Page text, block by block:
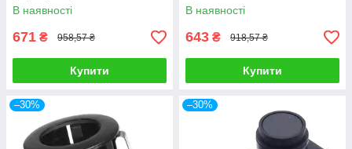
В наявності
671 ₴ 958,57 ₴
Купити
В наявності
643 ₴ 918,57 ₴
Купити
–30% –30%